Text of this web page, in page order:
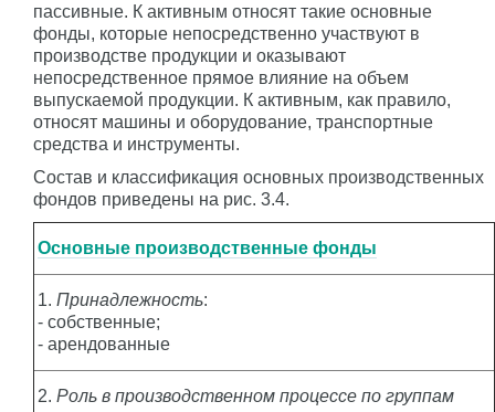
пассивные. К активным относят такие основные
фонды, которые непосредственно участвуют в
производстве продукции и оказывают
непосредственное прямое влияние на объем
выпускаемой продукции. К активным, как правило,
относят машины и оборудование, транспортные
средства и инструменты.
Состав и классификация основных производственных
фондов приведены на рис. 3.4.
Основные производственные фонды
1. Принадлежность:
- собственные;
- арендованные
2. Роль в производственном процессе по группам